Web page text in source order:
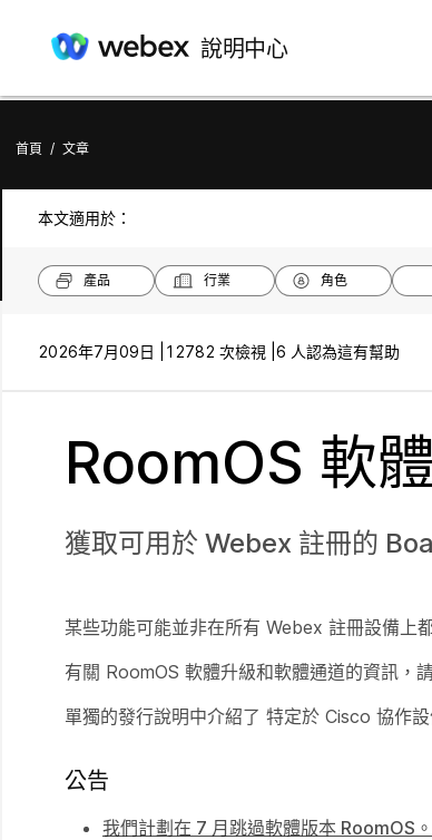
說明中心
首頁 / 文章
本文適用於：
產品 行業 角色
2026年7月09日 | 12782 次檢視 | 6 人認為這有幫助
RoomOS 軟
獲取可用於 Webex 註冊的
某些功能可能並非在所有 Webex 註冊設備上
有關 RoomOS 軟體升級和軟體通道的資訊，
單獨的發行說明中介紹了 特定於 Cisco 協作
公告
我們計劃在 7 月跳過軟體版本 RoomOS